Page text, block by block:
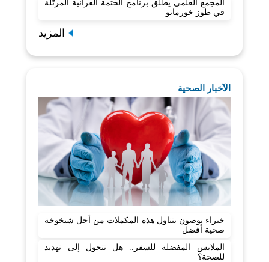
المجمع العلمي يطلق برنامج الختمة القرآنية المرتّلة
في طوز خورماتو
المزيد
الآخبار الصحية
خبراء يوصون بتناول هذه المكملات من أجل شيخوخة
صحية أفضل
الملابس المفضلة للسفر.. هل تتحول إلى تهديد
للصحة؟